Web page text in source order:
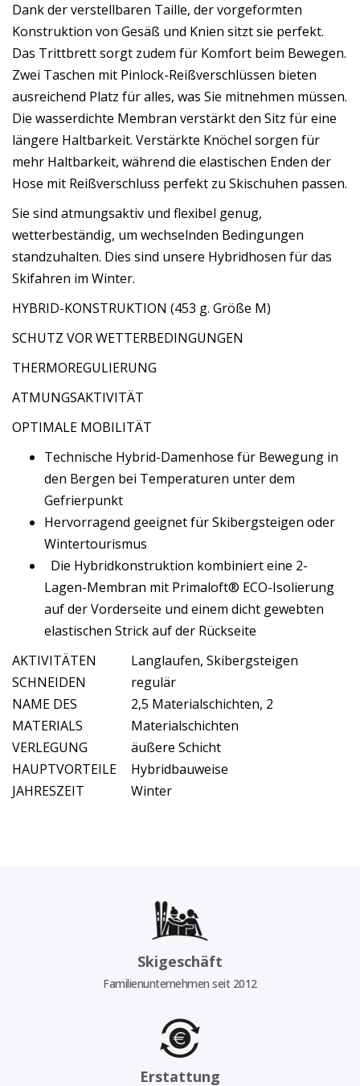
Dank der verstellbaren Taille, der vorgeformten
Konstruktion von Gesäß und Knien sitzt sie perfekt.
Das Trittbrett sorgt zudem für Komfort beim Bewegen.
Zwei Taschen mit Pinlock-Reißverschlüssen bieten
ausreichend Platz für alles, was Sie mitnehmen müssen.
Die wasserdichte Membran verstärkt den Sitz für eine
längere Haltbarkeit. Verstärkte Knöchel sorgen für
mehr Haltbarkeit, während die elastischen Enden der
Hose mit Reißverschluss perfekt zu Skischuhen passen.
Sie sind atmungsaktiv und flexibel genug,
wetterbeständig, um wechselnden Bedingungen
standzuhalten. Dies sind unsere Hybridhosen für das
Skifahren im Winter.
HYBRID-KONSTRUKTION (453 g. Größe M)
SCHUTZ VOR WETTERBEDINGUNGEN
THERMOREGULIERUNG
ATMUNGSAKTIVITÄT
OPTIMALE MOBILITÄT
Technische Hybrid-Damenhose für Bewegung in
den Bergen bei Temperaturen unter dem
Gefrierpunkt
Hervorragend geeignet für Skibergsteigen oder
Wintertourismus
Die Hybridkonstruktion kombiniert eine 2-
Lagen-Membran mit Primaloft® ECO-Isolierung
auf der Vorderseite und einem dicht gewebten
elastischen Strick auf der Rückseite
AKTIVITÄTEN
Langlaufen, Skibergsteigen
SCHNEIDEN
regulär
NAME DES
MATERIALS
2,5 Materialschichten, 2
Materialschichten
VERLEGUNG
äußere Schicht
HAUPTVORTEILE
Hybridbauweise
JAHRESZEIT
Winter
Skigeschäft
Familienunternehmen seit 2012
Erstattung